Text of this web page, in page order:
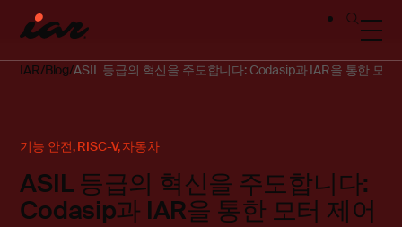
IAR Blog ASIL 등급의 혁신을 주도합니다: Codasip과 IAR을 통한 모
기능 안전,RISC-V,자동차
ASIL 등급의 혁신을 주도합니다:
Codasip과 IAR을 통한 모터 제어